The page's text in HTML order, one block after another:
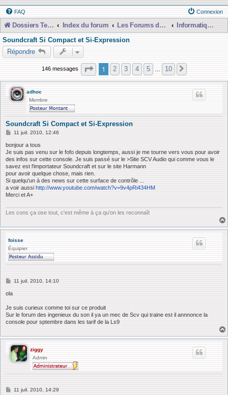
FAQ Connexion
Dossiers Techniques Index du forum Les Forums de Discussions
Informatique, Consoles Numériques et MAO
Soundcraft Si Compact et Si-Expression
Répondre
146 messages Page 1sur10
1 2 3 4 5 10
adhoc
Membre
Soundcraft Si Compact et Si-Expression
M
s
s
g
e
11 juil. 2010, 12:46
bonjour a tous
Je suis pas venu sur le fofo depuis longtemps, aussi je me tourne vers vous pour avoir
des infos sur cette console. Je suis passé sur le >Site SCV Audio qui comme vous le
savez est l'importateur Soundcraft et sur le site Harmann
pour avoir quelque chose, mais rien.
Si quelqu'un à des news sur cette surface de contrôle ...
a voir aussi http://www.youtube.com/watch?v=9v4pRi434HM
Merci et A+
Les cons ça ose tout, c'est même à ça qu'on les reconnaît
foisse
Équipier
M
s
g
e
11 juil. 2010, 14:10
ola
Je suis curieux comme toi sur ce produit
Sur le forum des ingenieux du son il ya un mec de Scv qui traine est il annnonce la
console pour sptembre dans les tarif de la Ls9
ziggy
Admin
M
11 juil. 2010, 14:29